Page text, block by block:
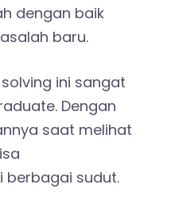
dengan baik
baru.
ini sangat
Dengan
saat melihat
berbagai sudut.